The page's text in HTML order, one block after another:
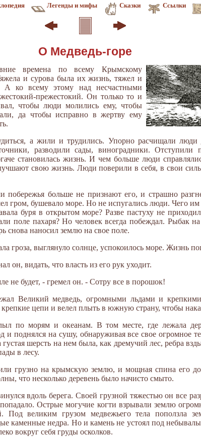
Легенды и мифы Сказки Ссылки
О Медведь-горе
времена по всему Крымскому
и сурова была их жизнь, тяжел и
ко всему этому над несчастными
прежестокий. Он только то и
чтобы люди молились ему, чтобы
да чтобы исправно в жертву ему
а жили и трудились. Упорно расчищали люди
разводили сады, виноградники. Отступили
становилась жизнь. И чем больше люди
свою жизнь. Люди поверили в себя, в свои силы
больше не признают его, и страшно
гром, бушевало море. Но не испугались люди. Чего им
буря в открытом море? Разве пастуху не
поле пахаря? Но человек всегда побеждал. Рыбак
снова наносил землю на свое поле.
гроза, выглянуло солнце, успокоилось море. Жизнь
он, видать, что власть из его рук уходит.
не будет, - гремел он. - Сотру все в порошок!
Великий медведь, огромными льдами и
цепи и велел плыть в южную страну, чтобы
по морям и океанам. В том месте, где лежала
и поднялся на сушу, обнаруживая все свое огромное
густая шерсть на нем была, как дремучий лес, ребра
в лесу.
грузно на крымскую землю, и мощная спина его
что несколько деревень было начисто смыто.
вдоль берега. Своей грузной тяжестью он все
Острые могучие когти взрывали землю
Под великим грузом медвежьего тела поползла
каменные недра. Но и камень не устоял под
вокруг себя груды осколков.